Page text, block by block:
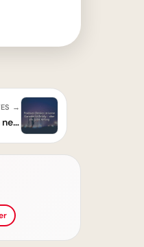
→
Positives Denken: Dein erster Schritt zum Erfolg – Weisheit für einen neuen Beginn